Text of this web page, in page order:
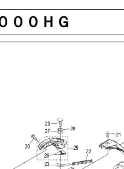
００ＨＧ